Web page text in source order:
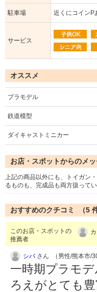
駐車場 近くにコインP
サービス
オススメ
プラモデル
鉄道模型
ダイキャストミニカー
お店・スポットからのメ
上記の商品以外にも、トイガン
るものも、完成品も両方扱って
おすすめのクチコミ （5
このお店・スポットの
推薦者
シバさん （男性/熊本市/
一時期プラモ
ろえがとても